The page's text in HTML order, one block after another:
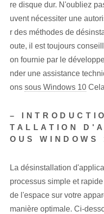
re disque dur. N'oubliez
uvent nécessiter une
r des méthodes de
oute, il est toujours
on fournie par le
nder une assistance
ons sous Windows 10
–
TALLATION
OUS WINDOWS
La désinstallation
processus simple et
de l'espace sur votre
manière optimale. Ci-